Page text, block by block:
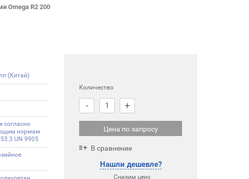
Omega R2 200
(Китай)
согласно
нормам
UN 9905
Количество
- +
Цена по запросу
В сравнение
Нашли дешевле?
Снизим цену